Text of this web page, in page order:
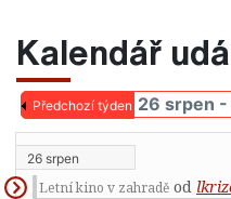
Kalendář
Předchozí týden 26 srpen -
26 srpen
Letní kino v zahradě od